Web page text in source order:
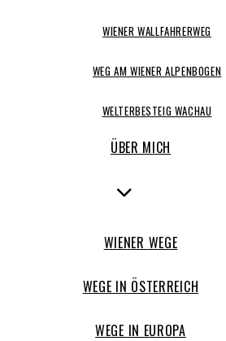
WIENER WALLFAHRERWEG
WEG AM WIENER ALPENBOGEN
WELTERBESTEIG WACHAU
ÜBER MICH
WIENER WEGE
WEGE IN ÖSTERREICH
WEGE IN EUROPA